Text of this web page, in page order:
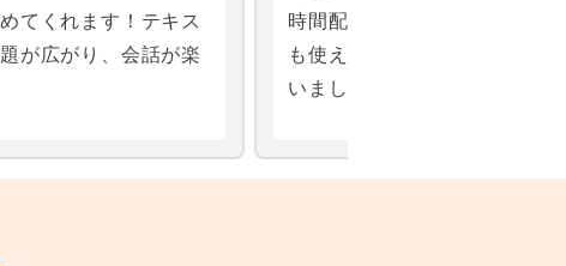
てくれます！テキス
が広がり、会話が楽
時間配分が丁寧で、教科書だ
も使える雑談まで25分にうま
いました。